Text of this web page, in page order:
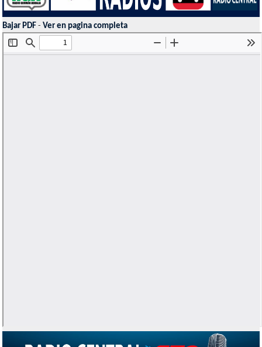
Bajar PDF -Ver en pagina completa